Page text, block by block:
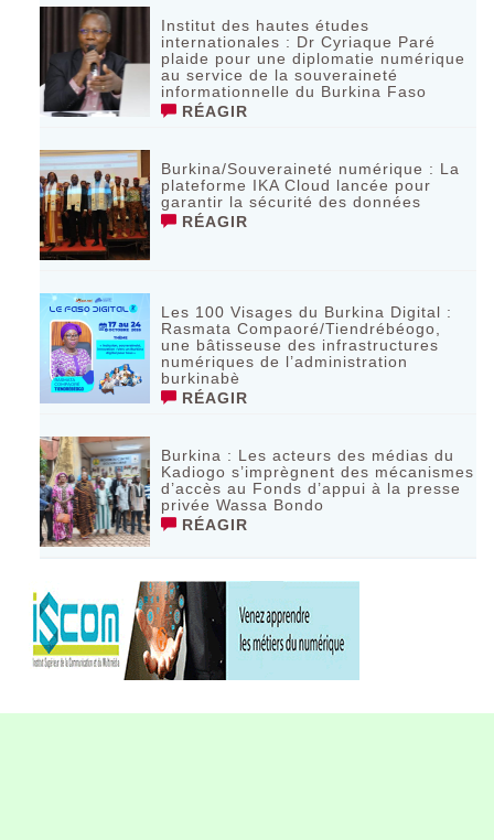
Institut des hautes études
internationales : Dr Cyriaque Paré
plaide pour une diplomatie numérique
au service de la souveraineté
informationnelle du Burkina Faso
RÉAGIR
Burkina/Souveraineté numérique : La
plateforme IKA Cloud lancée pour
garantir la sécurité des données
RÉAGIR
Les 100 Visages du Burkina Digital :
Rasmata Compaoré/Tiendrébéogo,
une bâtisseuse des infrastructures
numériques de l’administration
burkinabè
RÉAGIR
Burkina : Les acteurs des médias du
Kadiogo s’imprègnent des mécanismes
d’accès au Fonds d’appui à la presse
privée Wassa Bondo
RÉAGIR